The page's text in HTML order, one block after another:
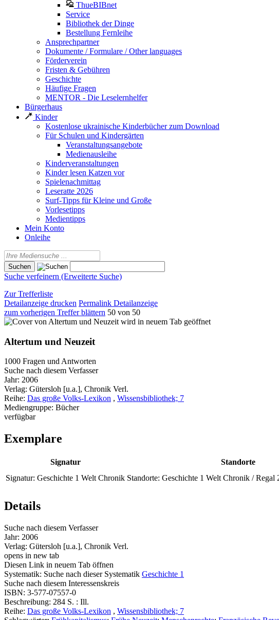
ThueBIBnet
Service
Bibliothek der Dinge
Bestellung Fernleihe
Ansprechpartner
Dokumente / Formulare / Other languages
Förderverein
Fristen & Gebühren
Geschichte
Häufige Fragen
MENTOR - Die Leselernhelfer
Bürgerhaus
Kinder
Kostenlose ukrainische Kinderbücher zum Download
Für Schulen und Kindergärten
Veranstaltungsangebote
Medienausleihe
Kinderveranstaltungen
Kinder lesen Katzen vor
Spielenachmittag
Leseratte 2026
Surf-Tipps für Kleine und Große
Vorlesetipps
Medientipps
Mein Konto
Onleihe
Suche verfeinern (Erweiterte Suche)
Zur Trefferliste
Detailanzeige drucken Permalink Detailanzeige
zum vorherigen Treffer blättern 50 von 50
wird in neuem Tab geöffnet
Altertum und Neuzeit
1000 Fragen und Antworten
Suche nach diesem Verfasser
Jahr: 2006
Verlag: Gütersloh [u.a.], Chronik Verl.
Reihe: Das große Volks-Lexikon , Wissensbibliothek; 7
Mediengruppe: Bücher
verfügbar
Exemplare
Signatur Standorte
Signatur: Geschichte 1 Welt Chronik Standorte: Geschichte 1 Welt Chronik / Regal
Details
Suche nach diesem Verfasser
Jahr: 2006
Verlag: Gütersloh [u.a.], Chronik Verl.
opens in new tab
Diesen Link in neuem Tab öffnen
Systematik: Suche nach dieser Systematik Geschichte 1
Suche nach diesem Interessenskreis
ISBN: 3-577-07557-0
Beschreibung: 284 S. : Ill.
Reihe: Das große Volks-Lexikon , Wissensbibliothek; 7